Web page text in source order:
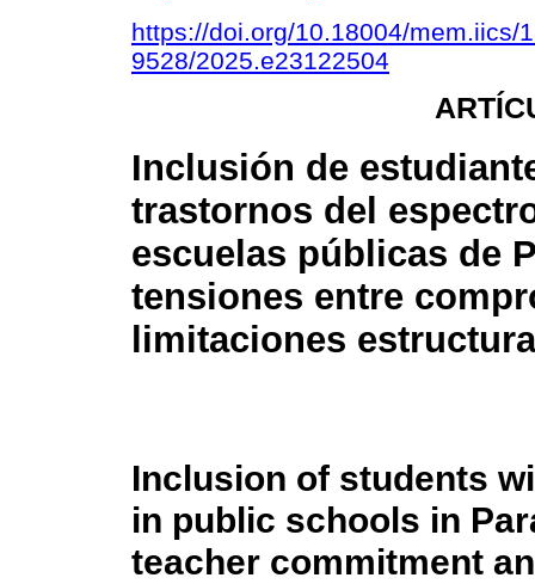
https://doi.org/10.18004/mem.iics/
9528/2025.e23122504
Inclusión de
trastornos del
escuelas públicas de
tensiones entre
limitaciones
Inclusion of students
in public schools in
teacher commitment